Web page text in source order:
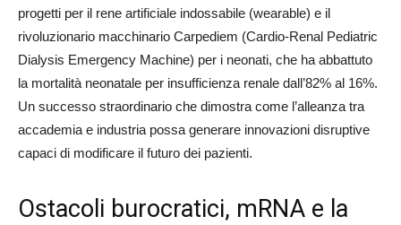
progetti per il rene artificiale indossabile (wearable) e il
rivoluzionario macchinario Carpediem (Cardio-Renal Pediatric
Dialysis Emergency Machine) per i neonati, che ha abbattuto
la mortalità neonatale per insufficienza renale dall’82% al 16%.
Un successo straordinario che dimostra come l’alleanza tra
accademia e industria possa generare innovazioni disruptive
capaci di modificare il futuro dei pazienti.
Ostacoli burocratici, mRNA e la